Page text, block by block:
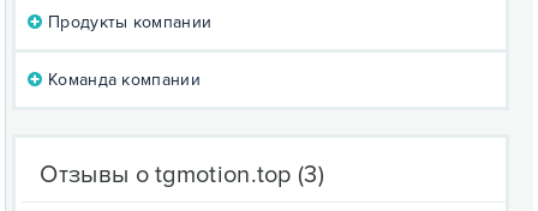
Продукты компании
Команда компании
Отзывы о tgmotion.top (3)